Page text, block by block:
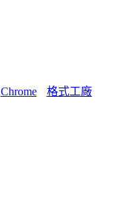
Chrome 格式工廠